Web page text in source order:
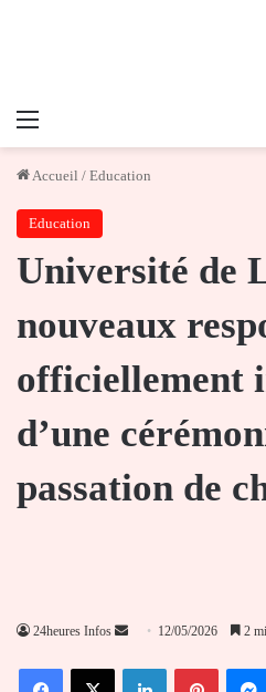
Menu
Accueil / Education
Education
Université de
nouveaux
officiellement
d’une
passation de
24heures Infos
Envoyer
courriel
12/05/2026 2
FacebookX Linkedin